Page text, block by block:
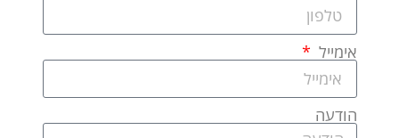
אימייל
הודעה